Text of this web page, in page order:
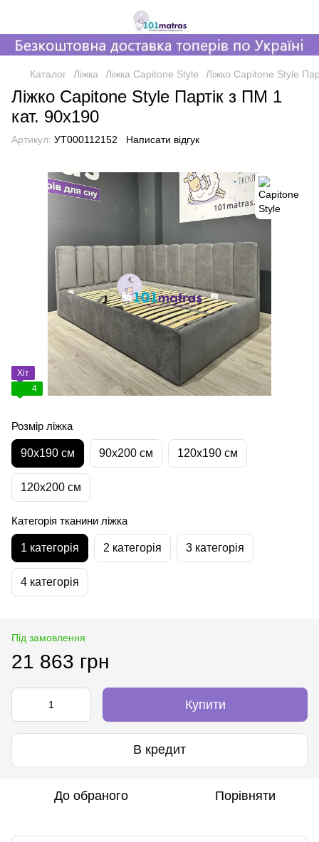
Каталог Ліжка Ліжка Capitone Style Ліжко Capitone Style
Ліжко Capitone Style Партік з ПМ 1
кат. 90x190
Артикул: УТ000112152 Написати відгук
Хіт
4
Розмір ліжка
90х190 см 90х200 см 120х190 см
120х200 см
Категорія тканини ліжка
1 категорія 2 категорія 3 категорія
4 категорія
Під замовлення
21 863 грн
Купити
В кредит
До обраного Порівняти